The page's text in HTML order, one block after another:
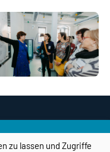
zu lassen und Zugriffe